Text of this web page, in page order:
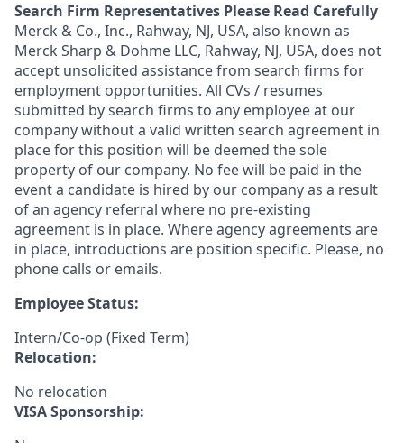
Search Firm Representatives Please Read Carefully
Merck & Co., Inc., Rahway, NJ, USA, also known as
Merck Sharp & Dohme LLC, Rahway, NJ, USA, does not
accept unsolicited assistance from search firms for
employment opportunities. All CVs / resumes
submitted by search firms to any employee at our
company without a valid written search agreement in
place for this position will be deemed the sole
property of our company. No fee will be paid in the
event a candidate is hired by our company as a result
of an agency referral where no pre-existing
agreement is in place. Where agency agreements are
in place, introductions are position specific. Please, no
phone calls or emails.
Employee Status:
Intern/Co-op (Fixed Term)
Relocation:
No relocation
VISA Sponsorship: